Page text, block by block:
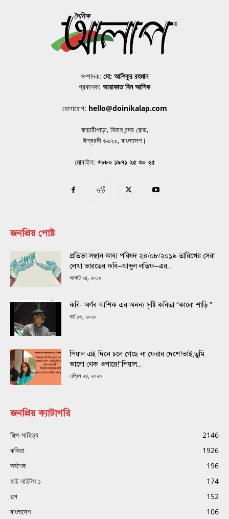
সম্পাদক: মো: আশিকুর রহমান
প্রকাশক: আরাফাত বিন আশিক
যোগাযোগ: hello@doinikalap.com
কাচারীপাড়া, বিমান বন্দর রোড,
ঈশ্বরদী ৬৬২০, বাংলাদেশ।
মোবাইল: +৮৮০ ১৯৭১ ২৫ ৩০ ২৫
জনপ্রিয় পোষ্ট
প্রতিভা সন্ধান কাব্য পরিষদ ২৪/০৮/২০১৯ তারিখের সেরা
লেখা ভারতের কবি–আব্দুল লতিফ–এর...
আগস্ট ২৪, ২০১৯
কবি- অর্ণব আশিক এর অনন্য সৃষ্টি কবিতা “কালো শাড়ি ”
মার্চ ১৩, ২০২০
পিয়াল এই দিনে চলে গেছে না ফেরার দেশে!ভাই,তুমি
ভালো থেক ওপারে!“পিয়াল...
এপ্রিল ২৪, ২০২০
জনপ্রিয় ক্যাটাগরি
শিল্প-সাহিত্য
2146
কবিতা
1926
সর্বশেষ
196
হাই লাইটস ১
174
গল্প
152
বাংলাদেশ
106